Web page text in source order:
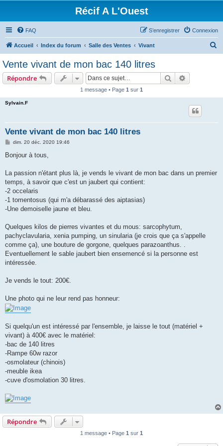
Récif A L'Ouest
FAQ Connexion
S’enregistrer
Accueil Index du forum Salle des Ventes Vivant
Vente vivant de mon bac 140 litres
Répondre Rechercher
1 message • Page 1 sur 1
Sylvain.F
Vente vivant de mon bac 140 litres
M
s
g
dim. 20 déc. 2020 19:46
Bonjour à tous,
La passion n'étant plus là, je vends le vivant de mon bac dans un premier
temps, à savoir que c'est un jaubert qui contient:
-2 occelaris
-1 tomentosus (qui m'a débarassé des aiptasias)
-Une demoiselle jaune et bleu.
Quelques kilos de pierres vivantes et du mous: sarcophytum,
pachyclavularia, xenia pumping, un sinularia (je crois que ça s'appelle
comme ça), une bouture de gorgone, quelques parazoanthus. .
Eventuellement le sable jaubert bien ensemencé si la personne est
intéressée.
Je vends le tout: 200€.
Une photo qui ne leur rend pas honneur:
Si quelqu'un est intéressé par l'ensemble, je laisse le tout (matériel +
vivant) à 400€ avec le matériel:
-bac de 140 litres
-Rampe 60w razor
-osmolateur (chinois)
-meuble ikea
-cuve d'osmolation 30 litres.
Répondre
1 message • Page 1 sur 1